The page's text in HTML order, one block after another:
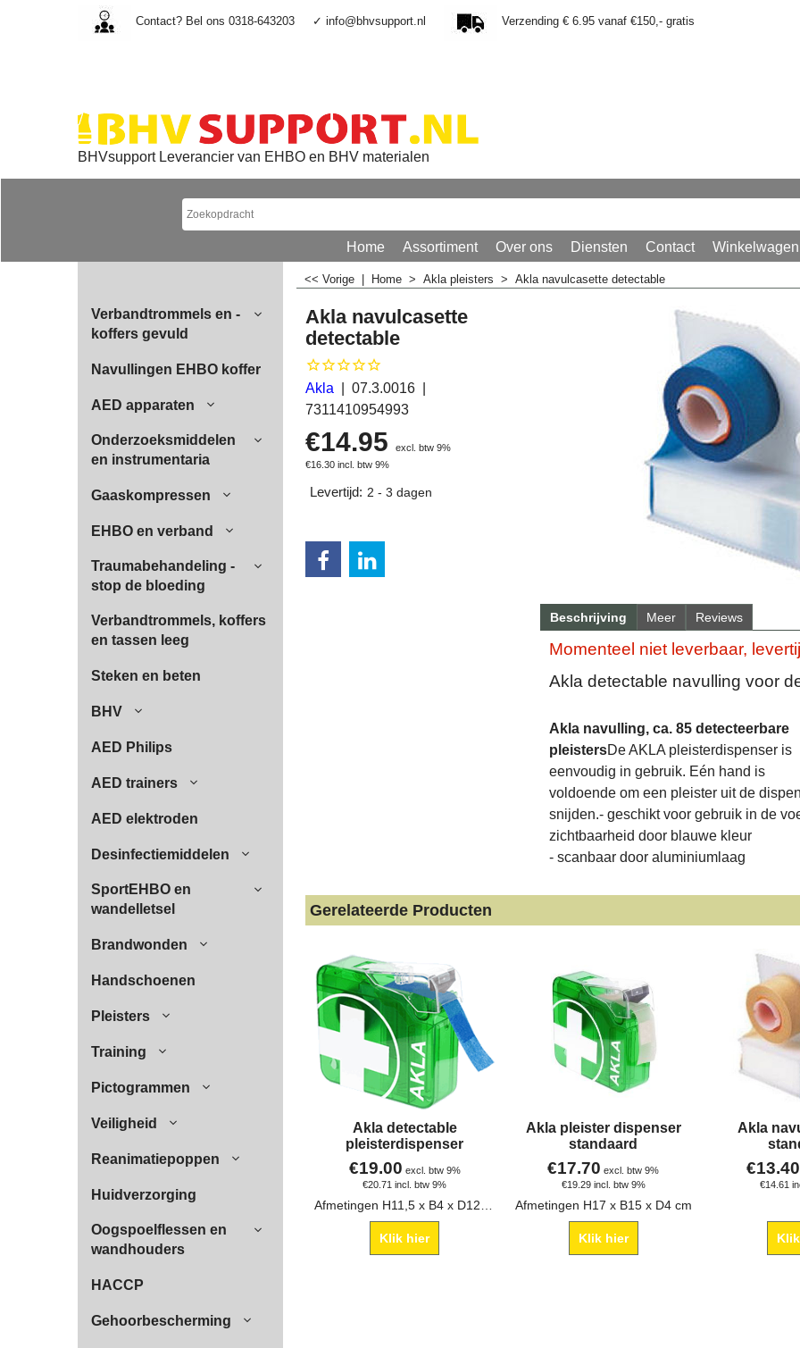
Contact? Bel ons 0318-643203 ✓ info@bhvsupport.nl Verzending € 6.95 vanaf €150,- gratis
BHVsupport Leverancier van EHBO en BHV materialen
Home Assortiment Over ons Diensten Contact Winkelwagen
Verbandtrommels en -
koffers gevuld
Navullingen EHBO koffer
AED apparaten
Onderzoeksmiddelen
en instrumentaria
Gaaskompressen
EHBO en verband
Traumabehandeling -
stop de bloeding
Verbandtrommels, koffers
en tassen leeg
Steken en beten
BHV
AED Philips
AED trainers
AED elektroden
Desinfectiemiddelen
SportEHBO en
wandelletsel
Brandwonden
Handschoenen
Pleisters
Training
Pictogrammen
Veiligheid
Reanimatiepoppen
Huidverzorging
Oogspoelflessen en
wandhouders
HACCP
Gehoorbescherming
<< Vorige Home > Akla pleisters > Akla navulcasette detectable
Akla navulcasette
detectable
Akla
07.3.0016
7311410954993
€14.95
excl. btw 9%
€16.30 incl. btw 9%
Levertijd: 2 - 3 dagen
Beschrijving Meer Reviews
Momenteel niet leverbaar,
Akla detectable navulling voor
Akla navulling, ca. 85 detecteerbare
pleistersDe AKLA pleisterdispenser is
eenvoudig in gebruik. Eén hand is
voldoende om een pleister uit de
snijden.- geschikt voor gebruik in de
zichtbaarheid door blauwe kleur
- scanbaar door aluminiumlaag
Gerelateerde Producten
Akla detectable
pleisterdispenser
€19.00 excl. btw 9%
€20.71 incl. btw 9%
Klik hier
Akla pleister dispenser
standaard
€17.70 excl. btw 9%
€19.29 incl. btw 9%
Afmetingen H17 x B15 x D4 cm
Klik hier
Akla
€13.40
€14.61